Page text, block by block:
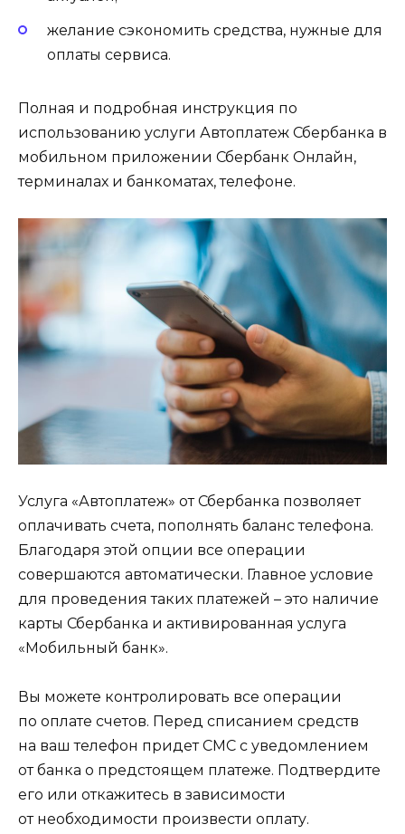
желание сэкономить средства, нужные для
оплаты сервиса.
Полная и подробная инструкция по
использованию услуги Автоплатеж Сбербанка в
мобильном приложении Сбербанк Онлайн,
терминалах и банкоматах, телефоне.
Услуга «Автоплатеж» от Сбербанка позволяет
оплачивать счета, пополнять баланс телефона.
Благодаря этой опции все операции
совершаются автоматически. Главное условие
для проведения таких платежей – это наличие
карты Сбербанка и активированная услуга
«Мобильный банк».
Вы можете контролировать все операции
по оплате счетов. Перед списанием средств
на ваш телефон придет СМС с уведомлением
от банка о предстоящем платеже. Подтвердите
его или откажитесь в зависимости
от необходимости произвести оплату.